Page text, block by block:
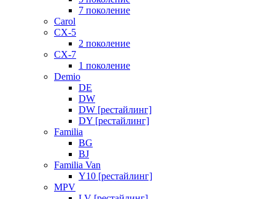
7 поколение
Carol
CX-5
2 поколение
CX-7
1 поколение
Demio
DE
DW
DW [рестайлинг]
DY [рестайлинг]
Familia
BG
BJ
Familia Van
Y10 [рестайлинг]
MPV